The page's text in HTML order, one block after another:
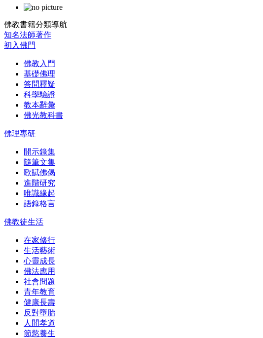
佛教書籍分類導航
知名法師著作
初入佛門
佛教入門
基礎佛理
答問釋疑
科學驗證
教本辭彙
佛光教科書
佛理專研
開示錄集
隨筆文集
歌賦佛偈
進階研究
唯識緣起
語錄格言
佛教徒生活
在家修行
生活藝術
心靈成長
佛法應用
社會問題
青年教育
健康長壽
反對墮胎
人間孝道
節慾養生